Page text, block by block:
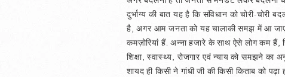
दुर्भाग्य की बात यह है कि संविधान को चोरी-
है, अगर आम जनता को यह चालाकी समझ में आ
कमज़ोरियां हैं. अन्ना हजारे के साथ ऐसे लोग कम हैं,
शिक्षा, स्वास्थ्य, रोजगार एवं न्याय को समझने का
शायद ही किसी ने गांधी जी की किसी किताब को